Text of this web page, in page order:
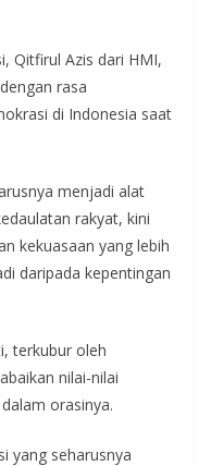
Qitfirul Azis dari HMI,
rasa
di Indonesia saat
menjadi alat
rakyat, kini
kekuasaan yang lebih
daripada kepentingan
terkubur oleh
nilai-nilai
orasinya.
yang seharusnya